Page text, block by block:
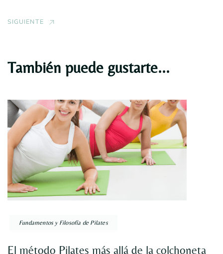
SIGUIENTE
También puede gustarte...
Fundamentos y Filosofía de Pilates
El método Pilates más allá de la colchoneta